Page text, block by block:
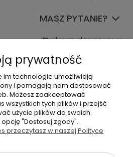
MASZ PYTANIE?
Dołącz do nas
570 367 989
prywatność
im technologie umożliwiają
i pomagają nam dostosować
Możesz zaakceptować
wszystkich tych plików i przejść
użycie plików do swoich
"Dostosuj zgody".
przeczytasz w naszej Polityce